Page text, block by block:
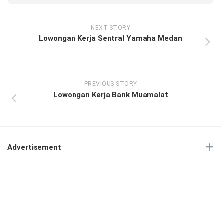
NEXT STORY
Lowongan Kerja Sentral Yamaha Medan
PREVIOUS STORY
Lowongan Kerja Bank Muamalat
Advertisement